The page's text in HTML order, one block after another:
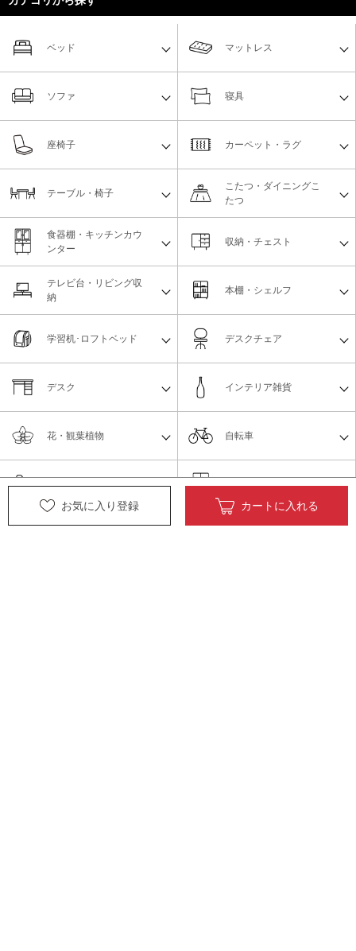
お気に入り登録 カートに入れる
ベッド マットレス
ソファ 寝具
座椅子 カーペット・ラグ
テーブル・椅子
こたつ・ダイニングこ
たつ
食器棚・キッチンカウ
ンター
収納・チェスト
テレビ台・リビング収
納
本棚・シェルフ
学習机･ロフトベッド デスクチェア
デスク インテリア雑貨
花・観葉植物 自転車
ペット用品 オフィス家具